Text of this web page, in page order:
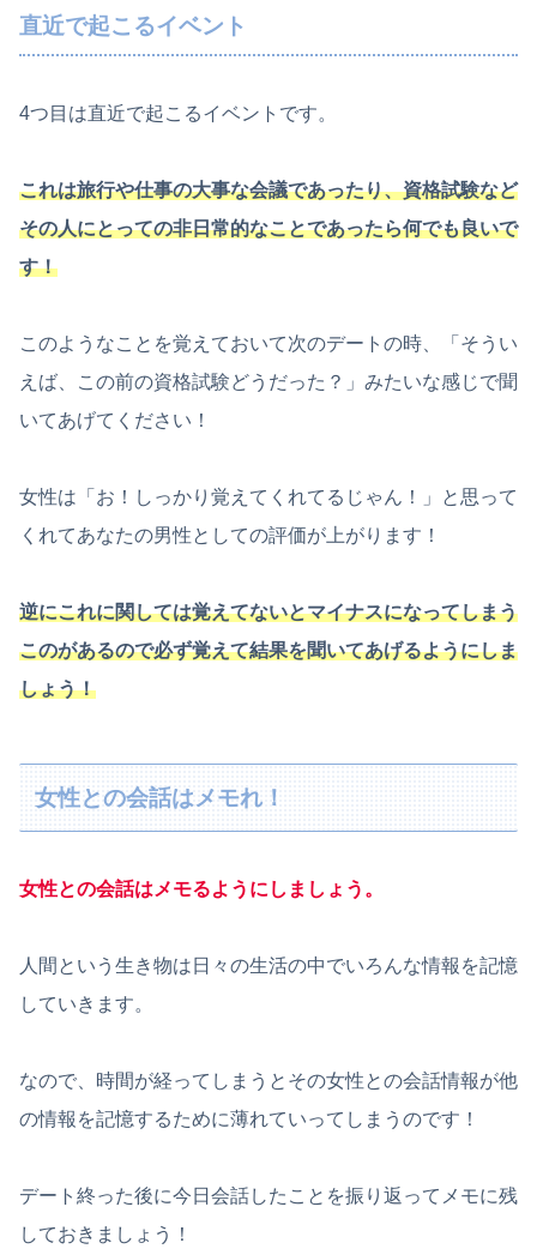
直近で起こるイベント
4つ目は直近で起こるイベントです。
これは旅行や仕事の大事な会議であったり、資格試験など
その人にとっての非日常的なことであったら何でも良いで
す！
このようなことを覚えておいて次のデートの時、「そうい
えば、この前の資格試験どうだった？」みたいな感じで聞
いてあげてください！
女性は「お！しっかり覚えてくれてるじゃん！」と思って
くれてあなたの男性としての評価が上がります！
逆にこれに関しては覚えてないとマイナスになってしまう
このがあるので必ず覚えて結果を聞いてあげるようにしま
しょう！
女性との会話はメモれ！
女性との会話はメモるようにしましょう。
人間という生き物は日々の生活の中でいろんな情報を記憶
していきます。
なので、時間が経ってしまうとその女性との会話情報が他
の情報を記憶するために薄れていってしまうのです！
デート終った後に今日会話したことを振り返ってメモに残
しておきましょう！